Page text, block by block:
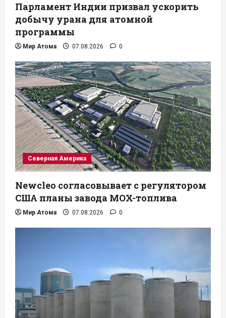
Парламент Индии призвал ускорить
добычу урана для атомной
программы
Мир Атома 07.08.2026 0
Северная Америка
Newcleo согласовывает с регулятором
США планы завода MOX-топлива
Мир Атома 07.08.2026 0